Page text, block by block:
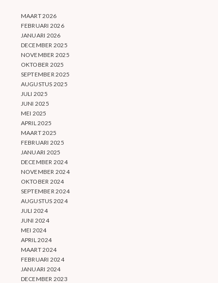
MAART 2026
FEBRUARI 2026
JANUARI 2026
DECEMBER 2025
NOVEMBER 2025
OKTOBER 2025
SEPTEMBER 2025
AUGUSTUS 2025
JULI 2025
JUNI 2025
MEI 2025
APRIL 2025
MAART 2025
FEBRUARI 2025
JANUARI 2025
DECEMBER 2024
NOVEMBER 2024
OKTOBER 2024
SEPTEMBER 2024
AUGUSTUS 2024
JULI 2024
JUNI 2024
MEI 2024
APRIL 2024
MAART 2024
FEBRUARI 2024
JANUARI 2024
DECEMBER 2023